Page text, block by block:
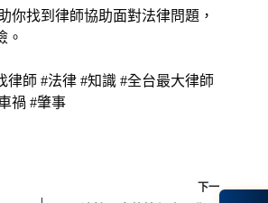
你找到律師協助面對法律問題，
。
律師 #法律 #知識 #全台最大律師
禍 #肇事
下一